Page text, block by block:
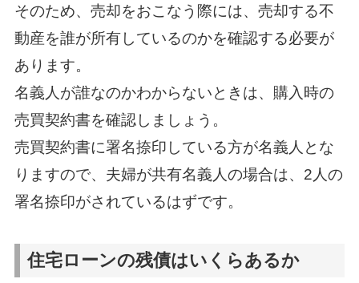
そのため、売却をおこなう際には、売却する不
動産を誰が所有しているのかを確認する必要が
あります。
名義人が誰なのかわからないときは、購入時の
売買契約書を確認しましょう。
売買契約書に署名捺印している方が名義人とな
りますので、夫婦が共有名義人の場合は、2人の
署名捺印がされているはずです。
住宅ローンの残債はいくらあるか